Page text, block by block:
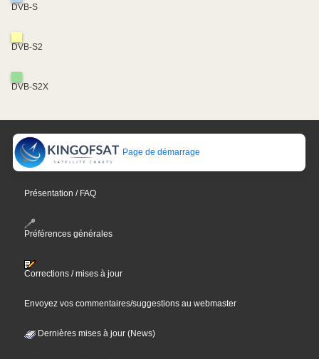
DVB-S
DVB-S2
DVB-S2X
Page de démarrage
Présentation / FAQ
Préférences générales
Corrections / mises à jour
Envoyez vos commentaires/suggestions au webmaster
Dernières mises à jour (News)